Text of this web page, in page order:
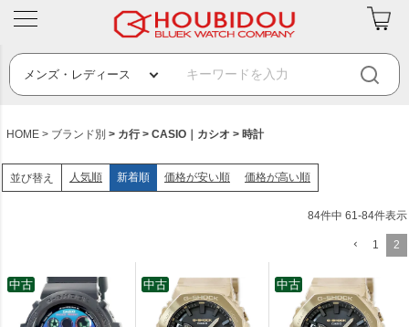
HOME ブランド別 カ行 CASIO｜カシオ 時計
並び替え 人気順 新着順 価格が安い順 価格が高い順
84件中 61-84件表示
1 2
中古 中古 中古